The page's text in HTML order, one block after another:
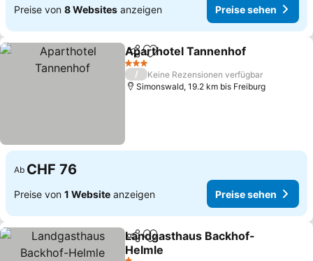
Preise von 8 Websites anzeigen Preise sehen
TeilenZu Favoriten hinzufügen
Aparthotel Tannenhof
3 Sterne
/
Keine Rezensionen verfügbar
Simonswald, 19.2 km bis Freiburg
Ab CHF 76
Preise von 1 Website anzeigen Preise sehen
TeilenZu Favoriten hinzufügen
Landgasthaus Backhof-
Helmle